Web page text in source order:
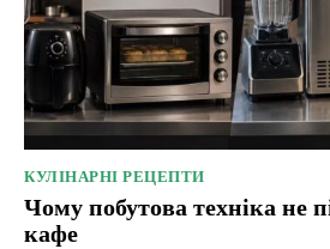
КУЛІНАРНІ РЕЦЕПТИ
Чому побутова техніка не
кафе